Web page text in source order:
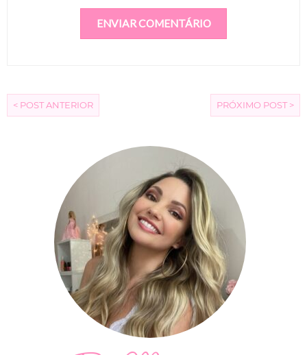
< POST ANTERIOR PRÓXIMO POST >